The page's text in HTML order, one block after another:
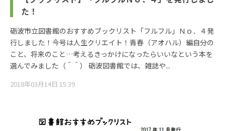
た！
砺波市立図書館のおすすめブックリスト「フルフル」Ｎｏ．４発
行しました！今号は人生クリエイト！青春（アオハル）編自分の
こと、将来のこと…考えるきっかけになったらいいなという本を
選んでみました（＾＾） 砺波図書館では、雑誌や...
2018年03月14日 15:39